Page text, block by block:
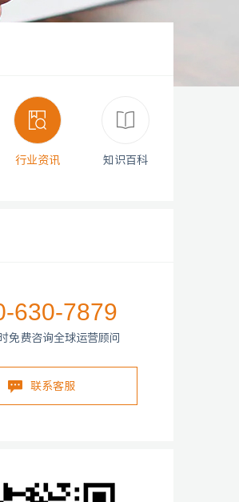
行业资讯 知识百科
630-7879
免费咨询全球运营顾问
联系客服